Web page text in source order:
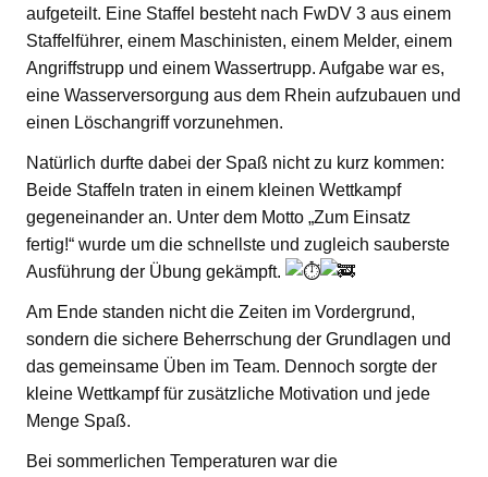
aufgeteilt. Eine Staffel besteht nach FwDV 3 aus einem
Staffelführer, einem Maschinisten, einem Melder, einem
Angriffstrupp und einem Wassertrupp. Aufgabe war es,
eine Wasserversorgung aus dem Rhein aufzubauen und
einen Löschangriff vorzunehmen.
Natürlich durfte dabei der Spaß nicht zu kurz kommen:
Beide Staffeln traten in einem kleinen Wettkampf
gegeneinander an. Unter dem Motto „Zum Einsatz
fertig!“ wurde um die schnellste und zugleich sauberste
Ausführung der Übung gekämpft.
Am Ende standen nicht die Zeiten im Vordergrund,
sondern die sichere Beherrschung der Grundlagen und
das gemeinsame Üben im Team. Dennoch sorgte der
kleine Wettkampf für zusätzliche Motivation und jede
Menge Spaß.
Bei sommerlichen Temperaturen war die